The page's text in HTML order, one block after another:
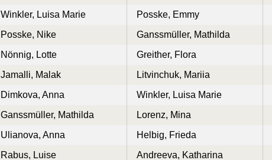
Winkler, Luisa Marie Posske, Emmy
Posske, Nike Ganssmüller, Mathilda
Nönnig, Lotte Greither, Flora
Jamalli, Malak Litvinchuk, Mariia
Dimkova, Anna Winkler, Luisa Marie
Ganssmüller, Mathilda Lorenz, Mina
Ulianova, Anna Helbig, Frieda
Rabus, Luise Andreeva, Katharina